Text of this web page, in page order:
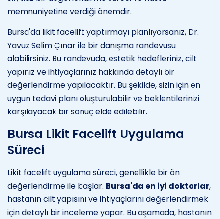
memnuniyetine verdiği önemdir.
Bursa'da likit facelift yaptırmayı planlıyorsanız, Dr.
Yavuz Selim Çınar ile bir danışma randevusu
alabilirsiniz. Bu randevuda, estetik hedefleriniz, cilt
yapınız ve ihtiyaçlarınız hakkında detaylı bir
değerlendirme yapılacaktır. Bu şekilde, sizin için en
uygun tedavi planı oluşturulabilir ve beklentilerinizi
karşılayacak bir sonuç elde edilebilir.
Bursa Likit Facelift Uygulama
Süreci
Likit facelift uygulama süreci, genellikle bir ön
değerlendirme ile başlar. Bursa'da en iyi doktorlar,
hastanın cilt yapısını ve ihtiyaçlarını değerlendirmek
için detaylı bir inceleme yapar. Bu aşamada, hastanın